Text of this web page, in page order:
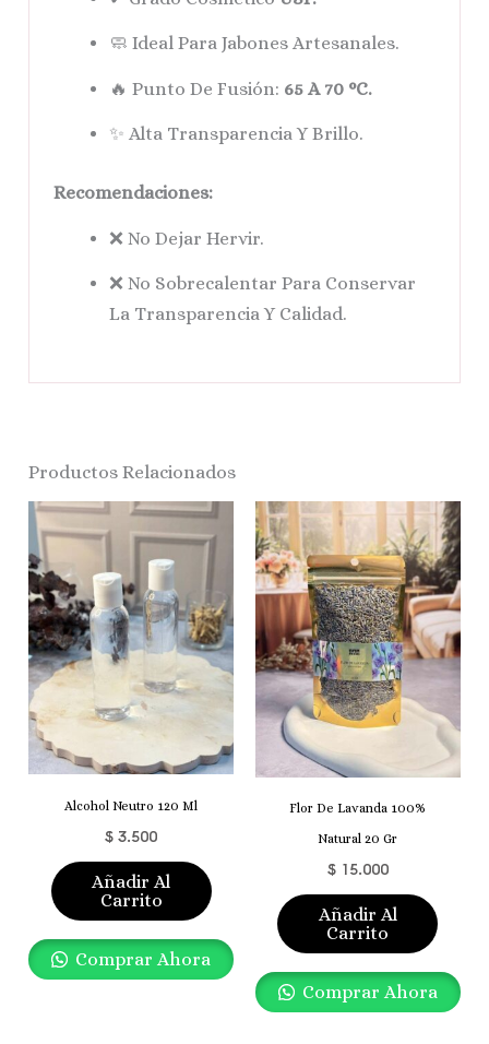
🧼 Ideal Para Jabones Artesanales.
🔥 Punto De Fusión: 65 A 70 °C.
✨ Alta Transparencia Y Brillo.
Recomendaciones:
❌ No Dejar Hervir.
❌ No Sobrecalentar Para Conservar
La Transparencia Y Calidad.
Productos Relacionados
Alcohol Neutro 120 Ml
$ 3.500
Añadir Al
Carrito
Comprar Ahora
Flor De Lavanda 100%
Natural 20 Gr
$15.000
Añadir Al
Carrito
Comprar Ahora